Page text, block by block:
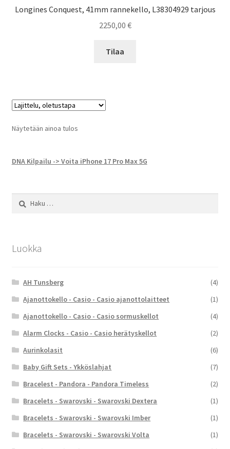
Longines Conquest, 41mm rannekello, L38304929 tarjous
2250,00 €
Tilaa
Näytetään ainoa tulos
DNA Kilpailu -> Voita iPhone 17 Pro Max 5G
Haku:
Luokka
AH Tunsberg
(4)
Ajanottokello - Casio - Casio ajanottolaitteet
(1)
Ajanottokello - Casio - Casio sormuskellot
(4)
Alarm Clocks - Casio - Casio herätyskellot
(2)
Aurinkolasit
(6)
Baby Gift Sets - Ykköslahjat
(7)
Bracelest - Pandora - Pandora Timeless
(2)
Bracelets - Swarovski - Swarovski Dextera
(1)
Bracelets - Swarovski - Swarovski Imber
(1)
Bracelets - Swarovski - Swarovski Volta
(1)